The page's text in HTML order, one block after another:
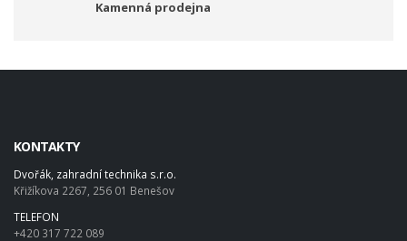
Kamenná prodejna
KONTAKTY
Dvořák, zahradní technika s.r.o.
Křižíkova 2267, 256 01 Benešov
TELEFON
+420 317 722 089